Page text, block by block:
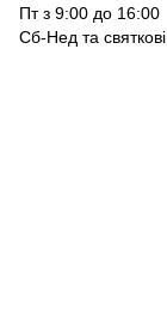
Пт з 9:00 до 16:00
Сб-Нед та